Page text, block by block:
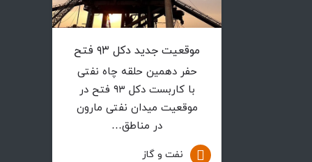
موقعیت جدید دکل ۹۳ فتح
حفر دهمین حلقه چاه نفتی
با کاربست دکل ۹۳ فتح در
موقعیت میدان نفتی مارون
در مناطق…
نفت و گاز